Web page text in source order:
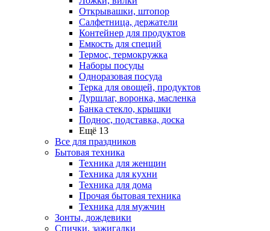
Открывашки, штопор
Салфетница, держатели
Контейнер для продуктов
Емкость для специй
Термос, термокружка
Наборы посуды
Одноразовая посуда
Терка для овощей, продуктов
Дуршлаг, воронка, масленка
Банка стекло, крышки
Поднос, подставка, доска
Ещё 13
Все для праздников
Бытовая техника
Техника для женщин
Техника для кухни
Техника для дома
Прочая бытовая техника
Техника для мужчин
Зонты, дождевики
Спички, зажигалки